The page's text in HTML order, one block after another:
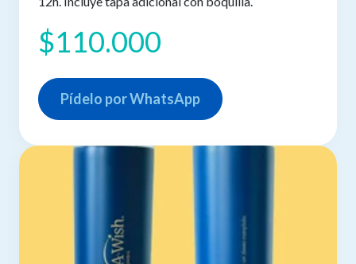
$110.000
Pídelo por WhatsApp